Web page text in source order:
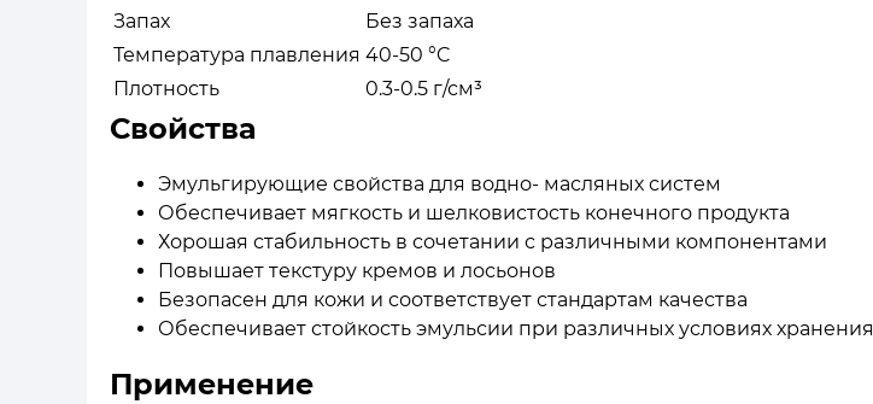
Запах
Без запаха
Температура плавления 40-50 °C
Плотность
0.3-0.5 г/см³
Свойства
Эмульгирующие свойства для водно- масляных систем
Обеспечивает мягкость и шелковистость конечного продукта
Хорошая стабильность в сочетании с различными компонентами
Повышает текстуру кремов и лосьонов
Безопасен для кожи и соответствует стандартам качества
Обеспечивает стойкость эмульсии при различных условиях хранения
Применение